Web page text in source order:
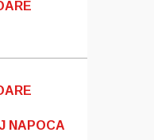
NAPOCA